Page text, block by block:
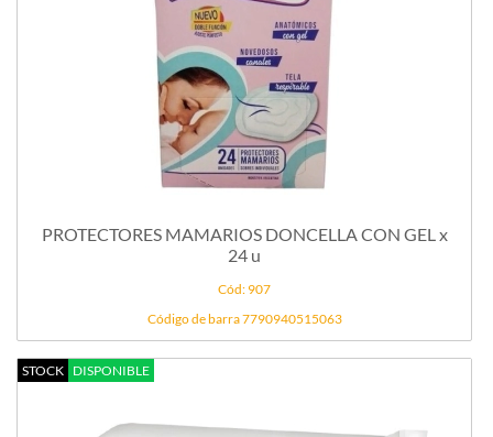
PROTECTORES MAMARIOS DONCELLA CON GEL x
24 u
Cód: 907
Código de barra 7790940515063
STOCK DISPONIBLE